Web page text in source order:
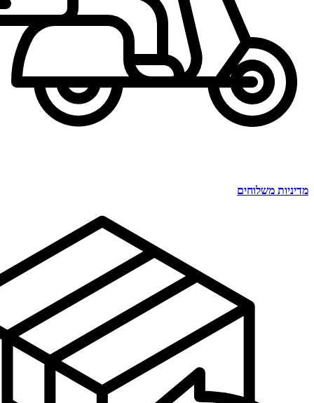
מדיניות משלוחים